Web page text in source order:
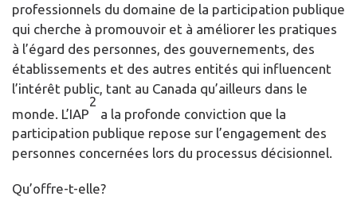
professionnels du domaine de la participation publique
qui cherche à promouvoir et à améliorer les pratiques
à l’égard des personnes, des gouvernements, des
établissements et des autres entités qui influencent
l’intérêt public, tant au Canada qu’ailleurs dans le
monde. L’IAP
2
a la profonde conviction que la
participation publique repose sur l’engagement des
personnes concernées lors du processus décisionnel.
Qu’offre-t-elle?